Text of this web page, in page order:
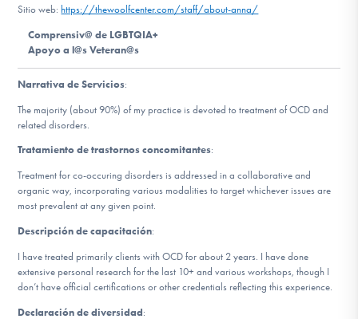
Aprender Más sobre el TOC
Involucrarte
Sitio web: https://thewoolfcenter.com/staff/about-anna/
Comprensiv@ de LGBTQIA+
Apoyo a l@s Veteran@s
Narrativa de Servicios:
The majority (about 90%) of my practice is devoted to treatment of OCD and
related disorders.
Tratamiento de trastornos concomitantes:
Treatment for co-occuring disorders is addressed in a collaborative and
organic way, incorporating various modalities to target whichever issues are
most prevalent at any given point.
Descripción de capacitación:
I have treated primarily clients with OCD for about 2 years. I have done
extensive personal research for the last 10+ and various workshops, though I
don’t have official certifications or other credentials reflecting this experience.
Declaración de diversidad: